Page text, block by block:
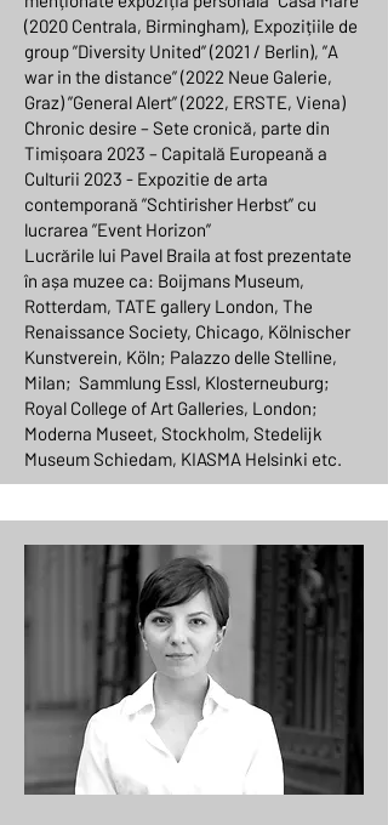
(2020 Centrala, Birmingham), Expozițiile de
group ”Diversity United” (2021 / Berlin), ”A
war in the distance” (2022 Neue Galerie,
Graz) ”General Alert” (2022, ERSTE, Viena)
Chronic desire – Sete cronică, parte din
Timișoara 2023 – Capitală Europeană a
Culturii 2023 - Expozitie de arta
contemporană ”Schtirisher Herbst” cu
lucrarea ”Event Horizon”
Lucrările lui Pavel Braila at fost prezentate
în așa muzee ca: Boijmans Museum,
Rotterdam, TATE gallery London, The
Renaissance Society, Chicago, Kölnischer
Kunstverein, Köln; Palazzo delle Stelline,
Milan; Sammlung Essl, Klosterneuburg;
Royal College of Art Galleries, London;
Moderna Museet, Stockholm, Stedelijk
Museum Schiedam, KIASMA Helsinki etc.